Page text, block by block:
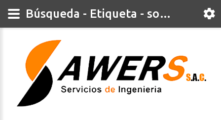
Búsqueda - Etiqueta - solar